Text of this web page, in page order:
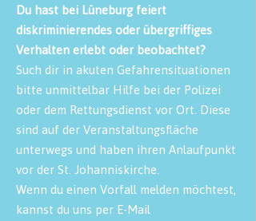
Du hast bei Lüneburg feiert
diskriminierendes oder übergriffiges
Verhalten erlebt oder beobachtet?
Such dir in akuten Gefahrensituationen
bitte unmittelbar Hilfe bei der Polizei
oder dem Rettungsdienst vor Ort. Diese
sind auf der Veranstaltungsfläche
unterwegs und haben ihren Anlaufpunkt
vor der St. Johanniskirche.
Wenn du einen Vorfall melden möchtest,
kannst du uns per E-Mail